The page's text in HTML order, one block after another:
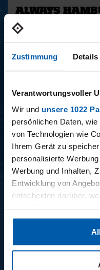
Zustimmung Details
Verantwortungsvoller
Wir und unsere 1022
persönlichen Daten,
von Technologien wie
Ihrem Gerät zu
personalisierte
Werbung und Inhalten,
Entwicklung von
entscheiden darüber,
Cookie-Erklärung oder
Trigger Symbol ändern
ALWAYS
15.12.2025
15 - STAFF-TALK
BUNDESLIGA